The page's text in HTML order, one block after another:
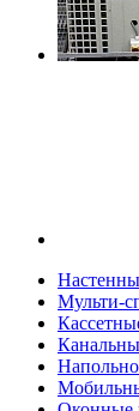
Мульти-